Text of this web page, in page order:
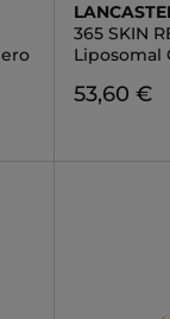
365 SKIN
Liposomal
53,60 €